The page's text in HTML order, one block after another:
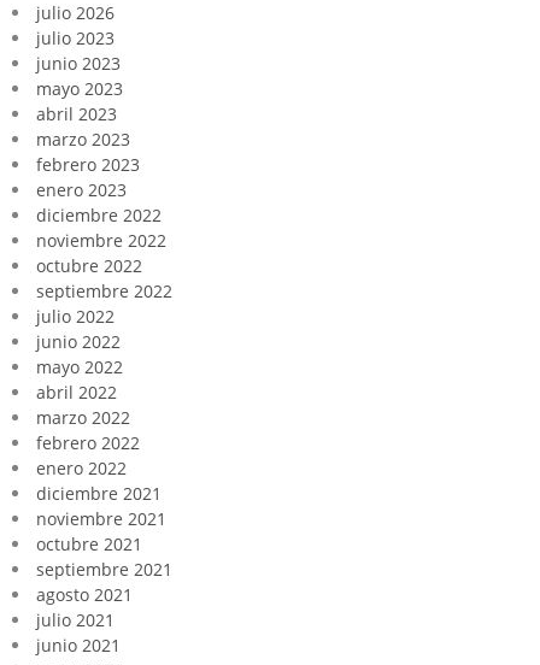
julio 2026
julio 2023
junio 2023
mayo 2023
abril 2023
marzo 2023
febrero 2023
enero 2023
diciembre 2022
noviembre 2022
octubre 2022
septiembre 2022
julio 2022
junio 2022
mayo 2022
abril 2022
marzo 2022
febrero 2022
enero 2022
diciembre 2021
noviembre 2021
octubre 2021
septiembre 2021
agosto 2021
julio 2021
junio 2021